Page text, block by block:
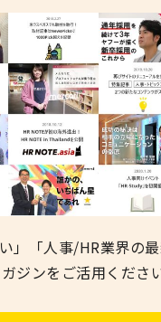
」「人事/HR業界の
ジンをご活用くださ